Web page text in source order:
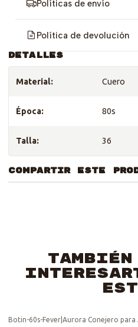
Políticas de envío
Política de devolución
DETALLES
Material: Cuero
Época: 80s
Talla: 36
COMPARTIR ESTE
Botin-60s-Fever| Aurora Conejero para